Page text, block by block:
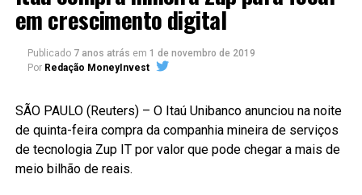
em crescimento digital
Publicado 7 anos atrás em 1 de novembro de 2019
Por Redação MoneyInvest
SÃO PAULO (Reuters) – O Itaú Unibanco anunciou na noite
de quinta-feira compra da companhia mineira de serviços
de tecnologia Zup IT por valor que pode chegar a mais de
meio bilhão de reais.